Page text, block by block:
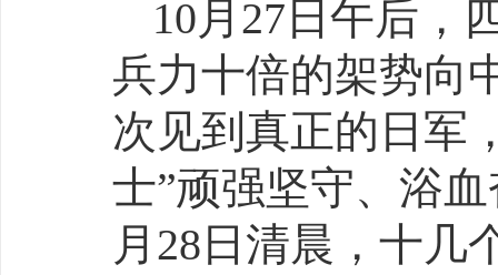
10月27日午后，
兵力十倍的架势向
次见到真正的日军
士”顽强坚守、浴
月28日清晨，十几